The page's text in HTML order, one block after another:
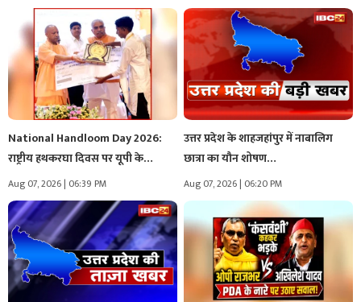
National Handloom Day 2026:
राष्ट्रीय हथकरघा दिवस पर यूपी के…
Aug 07, 2026 | 06:39 PM
उत्तर प्रदेश के शाहजहांपुर में नाबालिग
छात्रा का यौन शोषण…
Aug 07, 2026 | 06:20 PM